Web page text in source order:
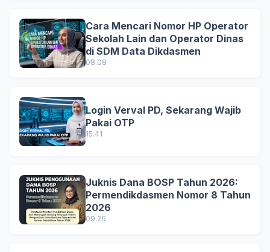
Cara Mencari Nomor HP Operator
Sekolah Lain dan Operator Dinas
di SDM Data Dikdasmen
08.08
Login Verval PD, Sekarang Wajib
Pakai OTP
15.41
Juknis Dana BOSP Tahun 2026:
Permendikdasmen Nomor 8 Tahun
2026
09.26